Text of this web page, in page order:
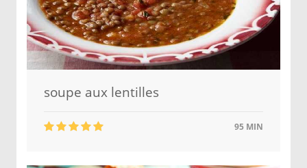
soupe aux lentilles
95 MIN